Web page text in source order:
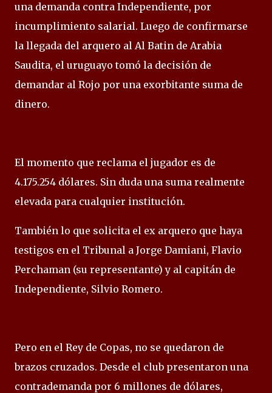
una demanda contra Independiente, por
incumplimiento salarial. Luego de confirmarse
la llegada del arquero al Al Batin de Arabia
Saudita, el uruguayo tomó la decisión de
demandar al Rojo por una exorbitante suma de
dinero.
El momento que reclama el jugador es de
4.175.254 dólares. Sin duda una suma realmente
elevada para cualquier institución.
También lo que solicita el ex arquero que haya
testigos en el Tribunal a Jorge Damiani, Flavio
Perchaman (su representante) y al capitán de
Independiente, Silvio Romero.
Pero en el Rey de Copas, no se quedaron de
brazos cruzados. Desde el club presentaron una
contrademanda por 6 millones de dólares,